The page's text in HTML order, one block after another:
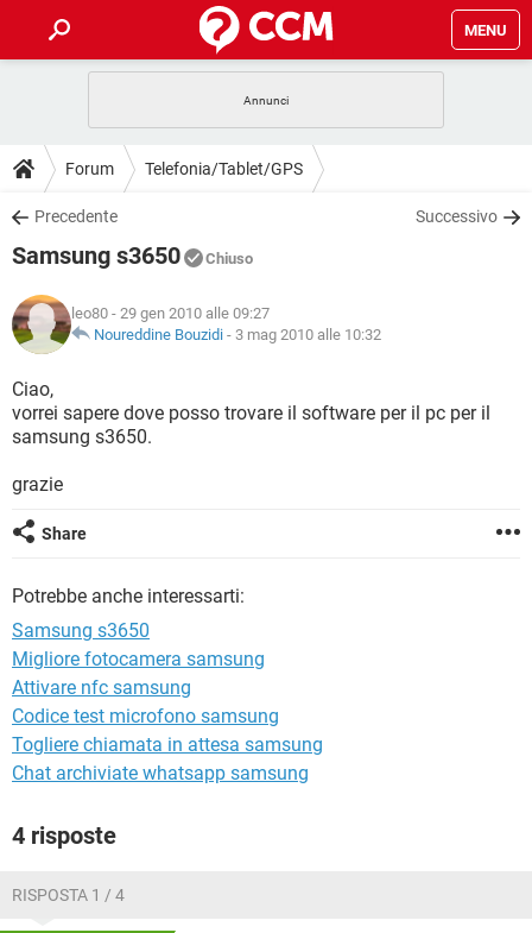
MENU
INTRATTENIMENTO ANDROID
iOS
INSTAGRAM
TIKTOK
HARDWARE
GUIDE
COVID-19 GAMING
INSTAGRAM
TIKTOK
HARDWARE
DOWNLOAD
COVID-19
INTRATTENIMENTO
iOS WINDOWS 10
INSTAGRAM
TIKTOK FACEBOOK
COVID-19
INTRATTENIMENTO
iOS
INSTAGRAM
TIKTOK
HARDWARE
GLOSSARIO
COVID-19
INTRATTENIMENTO ANDROID
TIKTOK
Forum Telefonia/Tablet/GPS
Precedente Successivo
Samsung s3650 Chiuso
leo80 - 29 gen 2010 alle 09:27
Noureddine Bouzidi - 3 mag 2010 alle 10:32
Ciao,
vorrei sapere dove posso trovare il software per il pc per il
samsung s3650.
grazie
Share
Potrebbe anche interessarti:
Samsung s3650
Migliore fotocamera samsung
Attivare nfc samsung
Codice test microfono samsung
Togliere chiamata in attesa samsung
Chat archiviate whatsapp samsung
4 risposte
RISPOSTA 1 / 4